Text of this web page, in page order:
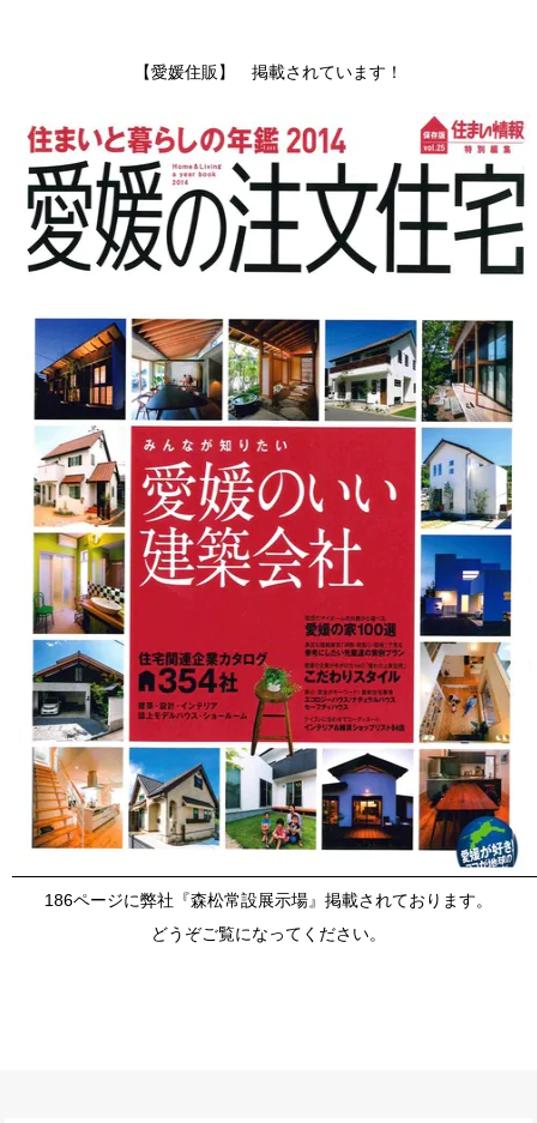
【愛媛住販】 掲載されています！
186ページに弊社『森松常設展示場』掲載されております。
どうぞご覧になってください。